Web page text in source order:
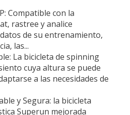
Compatible con la
rastree y analice
de su entrenamiento,
las...
La bicicleta de spinning
cuya altura se puede
a las necesidades de
y Segura: la bicicleta
Superun mejorada